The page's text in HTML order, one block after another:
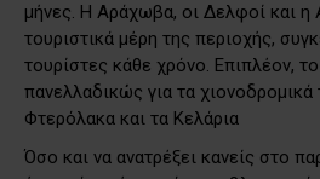
μήνες. Η Αράχωβα, οι Δελφοί και η
τουριστικά μέρη της περιοχής,
τουρίστες κάθε χρόνο. Επιπλέον,
πανελλαδικώς για τα
Φτερόλακα και τα Κελάρια
Όσο και να ανατρέξει κανείς στο